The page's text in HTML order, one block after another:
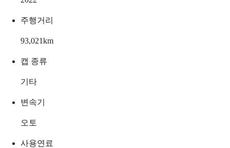
주행거리
93,021km
캡 종류
기타
변속기
오토
사용연료